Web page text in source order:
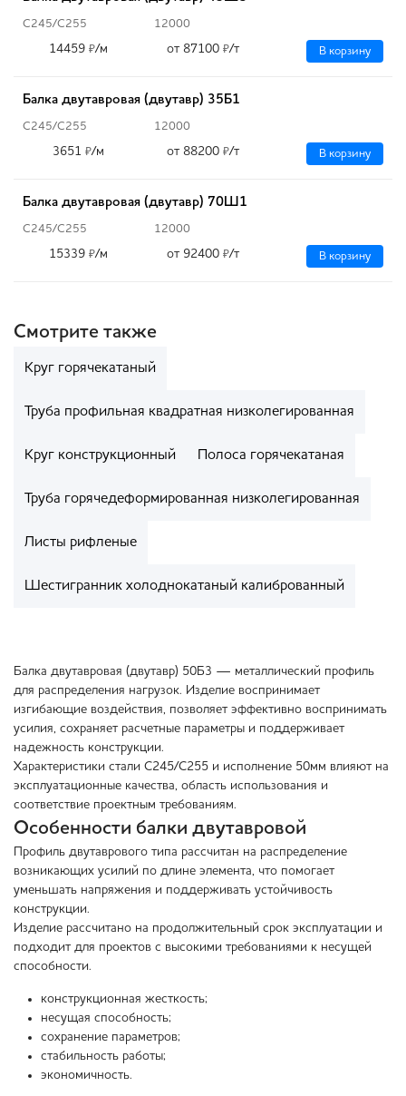
С245/С255 12000
14459 ₽/м от 87100 ₽/т В корзину
Балка двутавровая (двутавр) 35Б1
С245/С255 12000
3651 ₽/м от 88200 ₽/т В корзину
Балка двутавровая (двутавр) 70Ш1
С245/С255 12000
15339 ₽/м от 92400 ₽/т В корзину
Смотрите также
Круг горячекатаный
Труба профильная квадратная низколегированная
Круг конструкционный Полоса горячекатаная
Труба горячедеформированная низколегированная
Листы рифленые
Шестигранник холоднокатаный калиброванный
Балка двутавровая (двутавр) 50Б3 — металлический профиль
для распределения нагрузок. Изделие воспринимает
изгибающие воздействия, позволяет эффективно воспринимать
усилия, сохраняет расчетные параметры и поддерживает
надежность конструкции.
Характеристики стали С245/С255 и исполнение 50мм влияют на
эксплуатационные качества, область использования и
соответствие проектным требованиям.
Особенности балки двутавровой
Профиль двутаврового типа рассчитан на распределение
возникающих усилий по длине элемента, что помогает
уменьшать напряжения и поддерживать устойчивость
конструкции.
Изделие рассчитано на продолжительный срок эксплуатации и
подходит для проектов с высокими требованиями к несущей
способности.
конструкционная жесткость;
несущая способность;
сохранение параметров;
стабильность работы;
экономичность.